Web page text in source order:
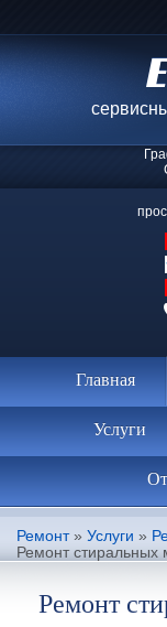
Главная
Услуги
Ремонт» Услуги »
Ремонт
Ремонт